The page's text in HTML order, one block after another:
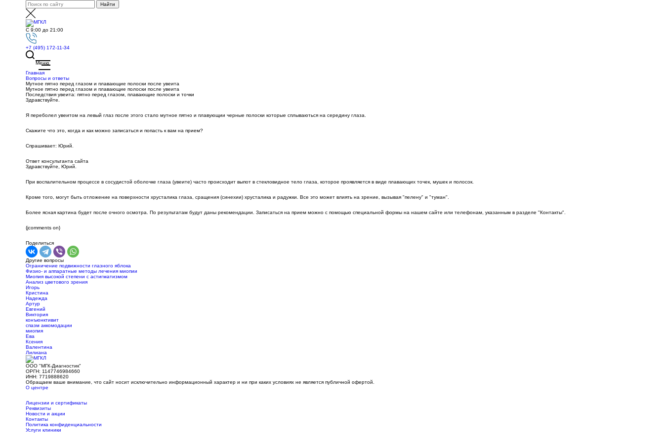
С 9:00 до 21:00
+7 (495) 172-11-34
Меню
Главная
Вопросы и ответы
Мутное пятно перед глазом и плавающие полоски после увеита
Мутное пятно перед глазом и плавающие полоски после увеита
Последствия увеита: пятно перед глазом, плавающие полоски и точки
Здравствуйте.
Я переболел увеитом на левый глаз после этого стало мутное пятно и плавующии черные полоски которые сплываються на середину глаза.
Скажите что это, когда и как можно записаться и попасть к вам на прием?
Спрашивает: Юрий.
Ответ консультанта сайта
Здравствуйте, Юрий.
При воспалительном процессе в сосудистой оболочке глаза (увеите) часто происходит выпот в стекловидное тело глаза, которое проявляется в виде плавающих точек, мушек и полосок.
Кроме того, могут быть отложение на поверхности хрусталика глаза, сращения (синехии) хрусталика и радужки. Все это может влиять на зрение, вызывая "пелену" и "туман".
Более ясная картина будет после очного осмотра. По результатам будут даны рекомендации. Записаться на прием можно с помощью специальной формы на нашем сайте или телефонам, указанным в разделе "Контакты".
{jcomments on}
Поделиться
Другие вопросы
Ограничение подвижности глазного яблока
Физио- и аппаратные методы лечения миопии
Миопия высокой степени с астигматизмом
Анализ цветового зрения
Игорь
Кристина
Надежда
Артур
Евгений
Виктория
конъюнктивит
спазм аккомодации
миопия
Ева
Ксения
Валентина
Лилиана
ООО "МГК-Диагностик"
ОРГН: 1147746984660
ИНН: 7719888620
Обращаем ваше внимание, что сайт носит исключительно информационный характер и ни при каких условиях не является публичной офертой.
О центре
Лицензии и сертификаты
Реквизиты
Новости и акции
Контакты
Политика конфиденциальности
Услуги клиники